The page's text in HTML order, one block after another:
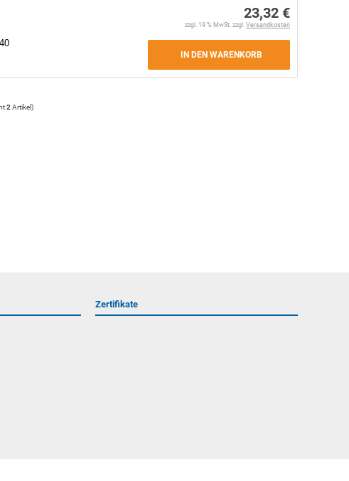
23,32 €
zzgl. 19 % MwSt. zzgl. Versandkosten
IN DEN WARENKORB
2 Artikel)
Zertifikate